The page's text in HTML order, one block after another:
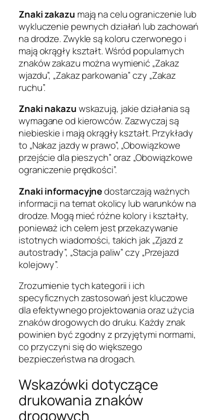
Znaki zakazu mają na celu ograniczenie lub
wykluczenie pewnych działań lub zachowań
na drodze. Zwykle są koloru czerwonego i
mają okrągły kształt. Wśród popularnych
znaków zakazu można wymienić „Zakaz
wjazdu”, „Zakaz parkowania” czy „Zakaz
ruchu”.
Znaki nakazuwskazują, jakie działania są
wymagane od kierowców. Zazwyczaj są
niebieskie i mają okrągły kształt. Przykłady
to „Nakaz jazdy w prawo”, „Obowiązkowe
przejście dla pieszych” oraz „Obowiązkowe
ograniczenie prędkości”.
Znaki informacyjnedostarczają ważnych
informacji na temat okolicy lub warunków na
drodze. Mogą mieć różne kolory i kształty,
ponieważ ich celem jest przekazywanie
istotnych wiadomości, takich jak „Zjazd z
autostrady”, „Stacja paliw” czy „Przejazd
kolejowy”.
Zrozumienie tych kategorii i ich
specyficznych zastosowań jest kluczowe
dla efektywnego projektowania oraz użycia
znaków drogowych do druku. Każdy znak
powinien być zgodny z przyjętymi normami,
co przyczyni się do większego
bezpieczeństwa na drogach.
Wskazówki dotyczące
drukowania znaków
drogowych